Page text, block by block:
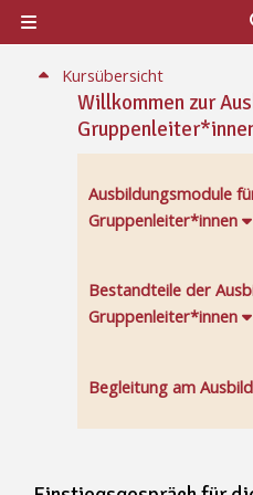
Zum Hauptinhalt
Website-Übersicht
Abschnitt:
Kursübersicht
Willkommen zur
Ausbildungsmodule
Gruppenleiter*innen
Bestandteile der
Gruppenleiter*innen
Begleitung am